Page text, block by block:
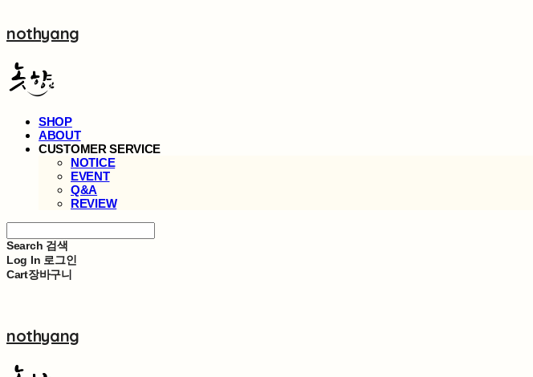
nothyang
SHOP
ABOUT
CUSTOMER SERVICE
NOTICE
EVENT
Q&A
REVIEW
Search 검색
Log In 로그인
Cart장바구니
nothyang